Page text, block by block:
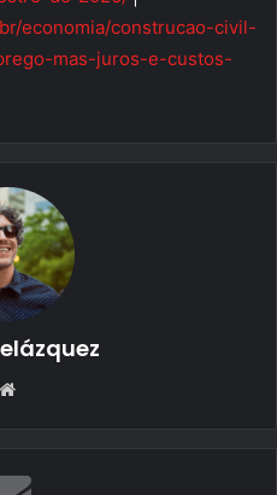
economia/construcao-civil-
mas-juros-e-custos-
Website